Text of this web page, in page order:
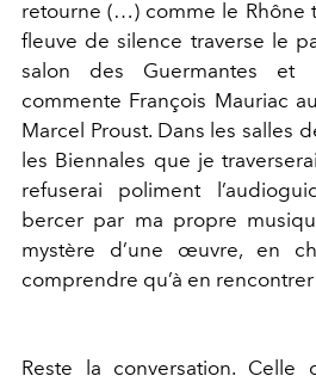
retourne (…) comme le Rhône
fleuve de silence traverse le
salon des Guermantes et
commente François Mauriac
Marcel Proust. Dans les salles
les Biennales que je
refuserai poliment
bercer par ma propre
mystère d’une œuvre, en
comprendre qu’à en
Reste la conversation.